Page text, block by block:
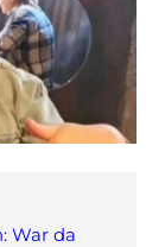
War da